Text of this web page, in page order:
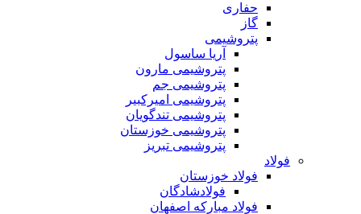
حفاری
گاز
پتروشیمی
آریا ساسول
پتروشیمی مارون
پتروشیمی جم
پتروشیمی امیرکبیر
پتروشیمی تندگویان
پتروشیمی خوزستان
پتروشیمی تبریز
فولاد
فولاد خوزستان
فولادشادگان
فولاد مبارکه اصفهان